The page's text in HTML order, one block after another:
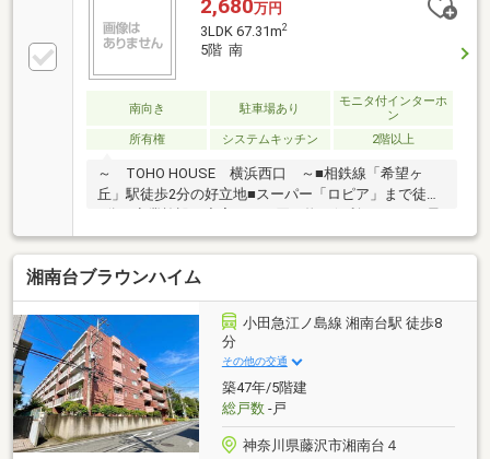
2,680万円
3LDK 67.31m2
5階 南
南向き 駐車場あり
モニタ付インターホ
ン
所有権
システムキッチン 2階以上
～ TOHO HOUSE 横浜西口 ～■相鉄線「希望ヶ
丘」駅徒歩2分の好立地■スーパー「ロピア」まで徒歩
上階5階部分、南向きで陽当たりの良い開放的なお部
屋■使い勝手の良い3LDK、各居室に収納を確保してお
りますのでお部屋を広く活用できます■リビングに隣
接した和室は開放して奥行きを広げられる間取りタイ
プご見学のご希望、資料請求、ご質問などなど、お気
軽にまずはお問い合わせください♪【フリーダイヤ
ル： 0120-821-930 】
湘南台ブラウンハイム
小田急江ノ島線 湘南台駅 徒歩8
分
その他の交通
築47年/5階建
総戸数-戸
神奈川県藤沢市湘南台４